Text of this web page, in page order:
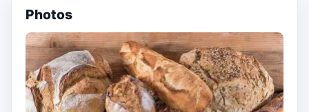
Photos